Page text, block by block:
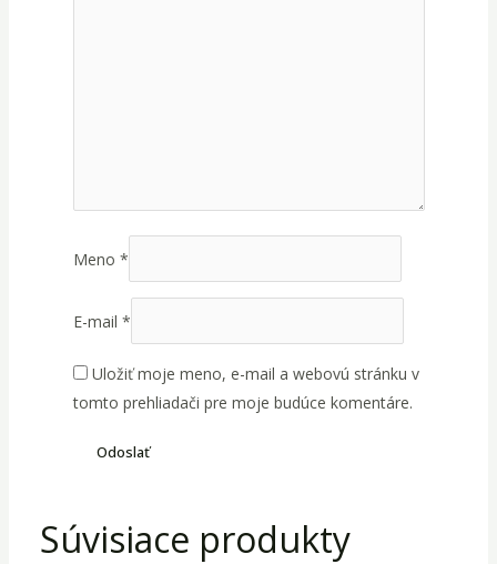
Meno *
E-mail *
Uložiť moje meno, e-mail a webovú stránku v
tomto prehliadači pre moje budúce komentáre.
Súvisiace produkty